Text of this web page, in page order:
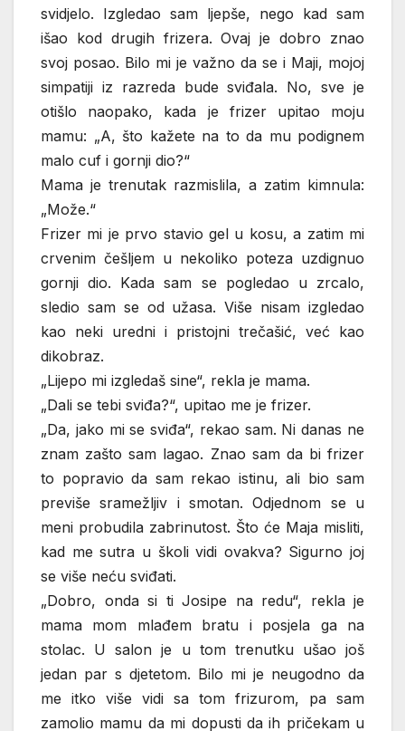
svidjelo. Izgledao sam ljepše, nego kad sam
išao kod drugih frizera. Ovaj je dobro znao
svoj posao. Bilo mi je važno da se i Maji, mojoj
simpatiji iz razreda bude sviđala. No, sve je
otišlo naopako, kada je frizer upitao moju
mamu: „A, što kažete na to da mu podignem
malo cuf i gornji dio?“
Mama je trenutak razmislila, a zatim kimnula:
„Može.“
Frizer mi je prvo stavio gel u kosu, a zatim mi
crvenim češljem u nekoliko poteza uzdignuo
gornji dio. Kada sam se pogledao u zrcalo,
sledio sam se od užasa. Više nisam izgledao
kao neki uredni i pristojni trečašić, već kao
dikobraz.
„Lijepo mi izgledaš sine“, rekla je mama.
„Dali se tebi sviđa?“, upitao me je frizer.
„Da, jako mi se sviđa“, rekao sam. Ni danas ne
znam zašto sam lagao. Znao sam da bi frizer
to popravio da sam rekao istinu, ali bio sam
previše sramežljiv i smotan. Odjednom se u
meni probudila zabrinutost. Što će Maja misliti,
kad me sutra u školi vidi ovakva? Sigurno joj
se više neću sviđati.
„Dobro, onda si ti Josipe na redu“, rekla je
mama mom mlađem bratu i posjela ga na
stolac. U salon je u tom trenutku ušao još
jedan par s djetetom. Bilo mi je neugodno da
me itko više vidi sa tom frizurom, pa sam
zamolio mamu da mi dopusti da ih pričekam u